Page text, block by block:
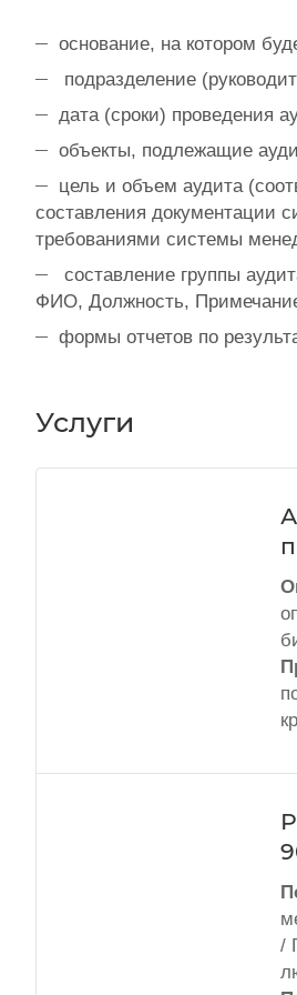
основание, на котором
подразделение
дата (сроки) проведения
объекты, подлежащие
цель и объем аудита
составления документации
требованиями системы
составление группы
ФИО, Должность,
формы отчетов по
Услуги
/